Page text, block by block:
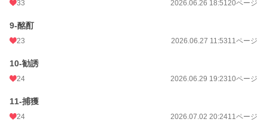
33 2026.06.26 18:5120ページ
9-酩酊
23 2026.06.27 11:5311ページ
10-勧誘
24 2026.06.29 19:2310ページ
11-捕獲
24 2026.07.02 20:2411ページ